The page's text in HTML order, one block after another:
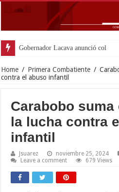
Gobernador Lacava anunció
Home / Primera Combatiente /
contra el abuso infantil
Carabobo
la lucha contra
infantil
Jsuarez noviembre 25, 2024
Leave a comment
679 Views